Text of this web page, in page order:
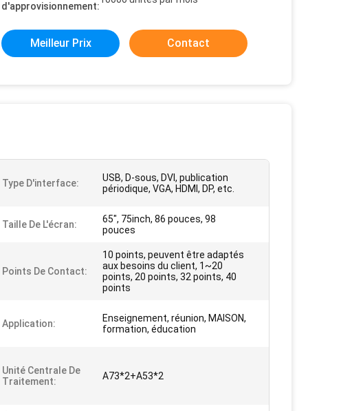
d'approvisionnement:
Meilleur Prix Contact
Type D'interface:
USB, D-sous, DVI, publication
périodique, VGA, HDMI, DP, etc.
Taille De L'écran:
65", 75inch, 86 pouces, 98
pouces
Points De Contact:
10 points, peuvent être adaptés
aux besoins du client, 1~20
points, 20 points, 32 points, 40
points
Application:
Enseignement, réunion, MAISON,
formation, éducation
Unité Centrale De
Traitement:
A73*2+A53*2